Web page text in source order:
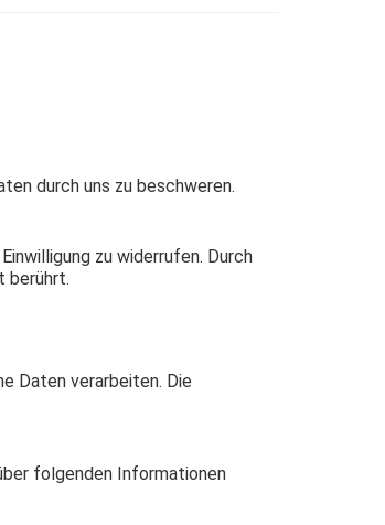
durch uns zu beschweren.
zu widerrufen. Durch
berührt.
Daten verarbeiten. Die
folgenden Informationen